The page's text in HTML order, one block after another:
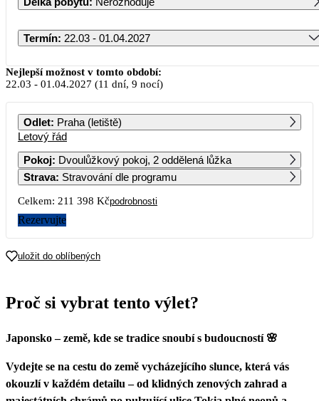
Termín: 22.03 - 01.04.2027
Březen 2027
PO ÚT ST ČT PÁ SO NE
8 9 10 11
22
105 699
Nejlepší možnost v tomto období:
22.03 - 01.04.2027 (11 dní, 9 nocí)
Odlet: Praha (letiště)
Letový řád
Pokoj: Dvoulůžkový pokoj, 2 oddělená lůžka
Strava: Stravování dle programu
Celkem: 211 398 Kčpodrobnosti
Rezervujte
uložit do oblíbených
Proč si vybrat tento výlet?
Japonsko – země, kde se tradice snoubí s budoucností 🌸
Vydejte se na cestu do země vycházejícího slunce, která vás
okouzlí v každém detailu – od klidných zenových zahrad a